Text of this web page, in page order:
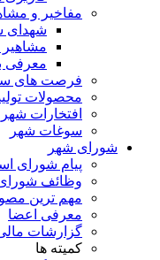
مفاخیر و
شهدای
مشاهیر
معرفی
فرصت های
محصولات
افتخارات شهر
سوغات شهر
شورای شهر
پیام شورای
وظائف
مهم ترین
معرفی اعضا
گزارشات
کمیته ها